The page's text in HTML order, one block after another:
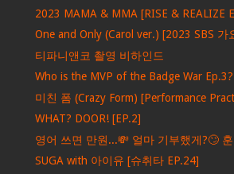
2023 MAMA & MMA [RISE & REALIZE
One and Only (Carol ver.) [2023 SBS 가
티파니앤코 촬영 비하인드
Who is the MVP of the Badge War Ep.3?
미친 폼 (Crazy Form) [Performance
WHAT? DOOR! [EP.2]
영어 쓰면 만원...💸 얼마 기부했게?🙄
SUGA with 아이유 [슈취타 EP.24]